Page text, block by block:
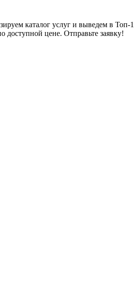
каталог услуг и выведем в
цене. Отправьте заявку!